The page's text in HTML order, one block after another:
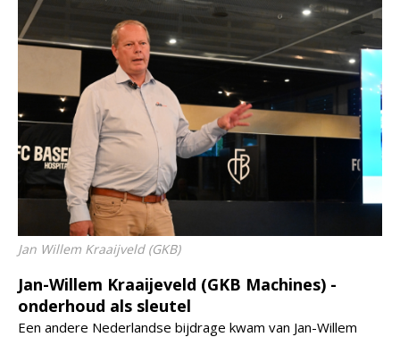
Jan Willem Kraaijveld (GKB)
Jan-Willem Kraaijeveld (GKB Machines) -
onderhoud als sleutel
Een andere Nederlandse bijdrage kwam van Jan-Willem